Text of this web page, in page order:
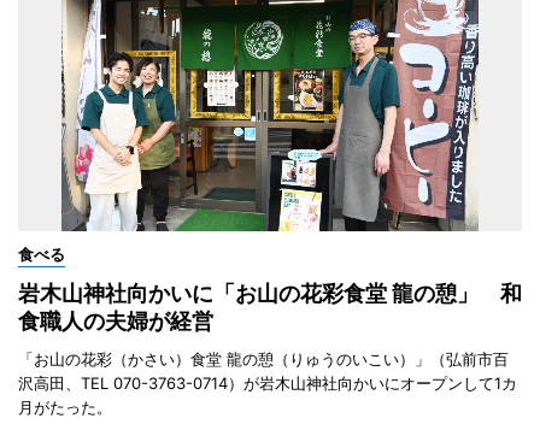
食べる
岩木山神社向かいに「お山の花彩食堂 龍の憩」 和
食職人の夫婦が経営
「お山の花彩（かさい）食堂 龍の憩（りゅうのいこい）」（弘前市百
沢高田、TEL 070-3763-0714）が岩木山神社向かいにオープンして1カ
月がたった。